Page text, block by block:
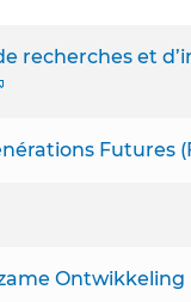
recherches et
Futures
Ontwikkeling